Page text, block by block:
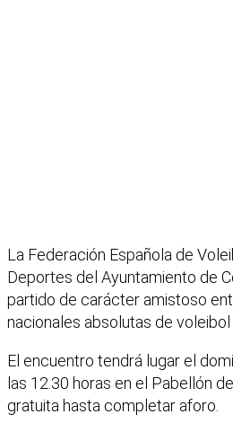
La Federación Española de
Deportes del Ayuntamiento de
partido de carácter amistoso
nacionales absolutas de voleibol
El encuentro tendrá lugar el
las 12.30 horas en el Pabellón
gratuita hasta completar aforo.